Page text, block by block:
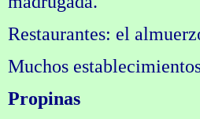
Restaurantes: el
Muchos
Propinas